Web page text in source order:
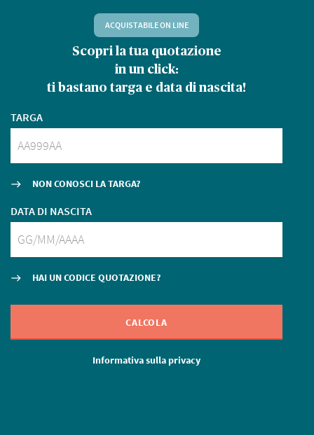
ACQUISTABILE ON LINE
Scopri la tua quotazione
in un click:
ti bastano targa e data di nascita!
TARGA
east NON CONOSCI LA TARGA?
DATA DI NASCITA
east HAI UN CODICE QUOTAZIONE?
CALCOLA
Informativa sulla privacy